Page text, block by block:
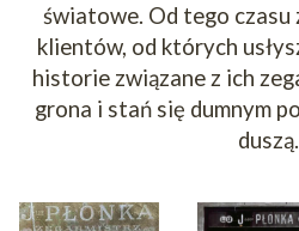
światowe. Od tego czasu
klientów, od których
historie związane z ich
grona i stań się dumnym
duszą.